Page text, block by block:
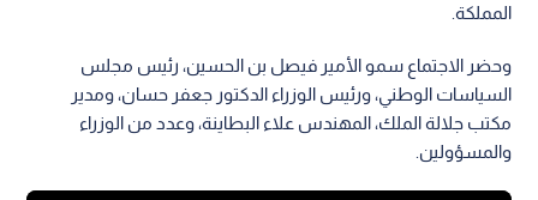
المملكة.
وحضر الاجتماع سمو الأمير فيصل بن الحسين، رئيس مجلس
السياسات الوطني، ورئيس الوزراء الدكتور جعفر حسان، ومدير
مكتب جلالة الملك، المهندس علاء البطاينة، وعدد من الوزراء
والمسؤولين.